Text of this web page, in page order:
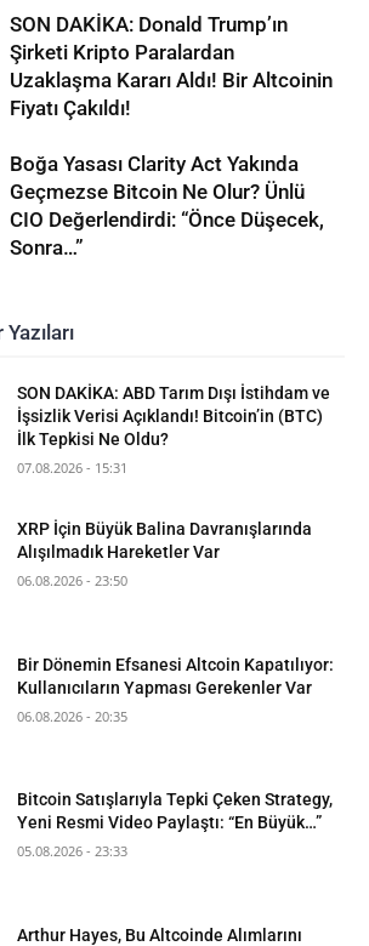
SON DAKİKA: Donald Trump’ın
Şirketi Kripto Paralardan
Uzaklaşma Kararı Aldı! Bir Altcoinin
Fiyatı Çakıldı!
Boğa Yasası Clarity Act Yakında
Geçmezse Bitcoin Ne Olur? Ünlü
CIO Değerlendirdi: “Önce Düşecek,
Sonra…”
SON DAKİKA: ABD Tarım Dışı İstihdam ve
İşsizlik Verisi Açıklandı! Bitcoin’in (BTC)
İlk Tepkisi Ne Oldu?
07.08.2026 - 15:31
XRP İçin Büyük Balina Davranışlarında
Alışılmadık Hareketler Var
06.08.2026 - 23:50
Bir Dönemin Efsanesi Altcoin Kapatılıyor:
Kullanıcıların Yapması Gerekenler Var
06.08.2026 - 20:35
Bitcoin Satışlarıyla Tepki Çeken Strategy,
Yeni Resmi Video Paylaştı: “En Büyük…”
05.08.2026 - 23:33
Arthur Hayes, Bu Altcoinde Alımlarını